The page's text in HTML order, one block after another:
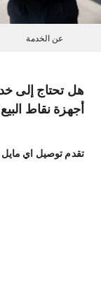
عن الخدمة
هل تحتاج إلى
أجهزة نقاط
تقدم توصيل اي مايل